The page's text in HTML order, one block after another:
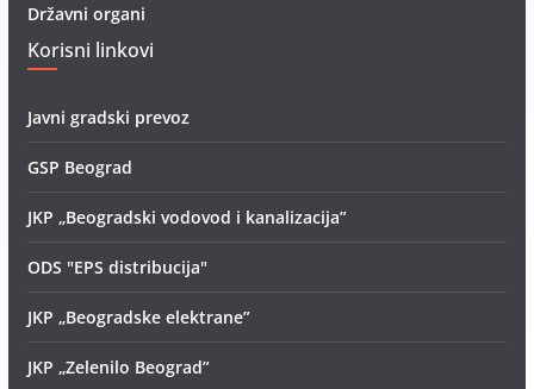
Državni organi
Korisni linkovi
Javni gradski prevoz
GSP Beograd
JKP „Beogradski vodovod i kanalizacija”
ODS "EPS distribucija"
JKP „Beogradske elektrane”
JKP „Zelenilo Beograd”